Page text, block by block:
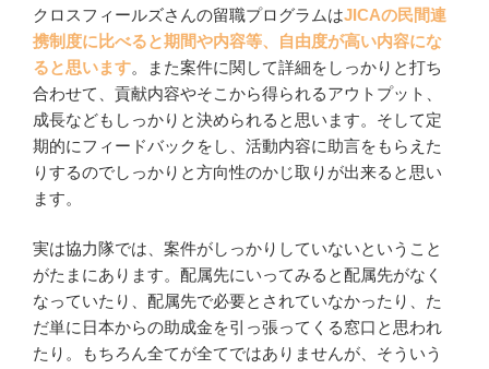
クロスフィールズさんの留職プログラムはJICAの民間連
携制度に比べると期間や内容等、自由度が高い内容にな
ると思います。また案件に関して詳細をしっかりと打ち
合わせて、貢献内容やそこから得られるアウトプット、
成長などもしっかりと決められると思います。そして定
期的にフィードバックをし、活動内容に助言をもらえた
りするのでしっかりと方向性のかじ取りが出来ると思い
ます。
実は協力隊では、案件がしっかりしていないということ
がたまにあります。配属先にいってみると配属先がなく
なっていたり、配属先で必要とされていなかったり、た
だ単に日本からの助成金を引っ張ってくる窓口と思われ
たり。もちろん全てが全てではありませんが、そういう